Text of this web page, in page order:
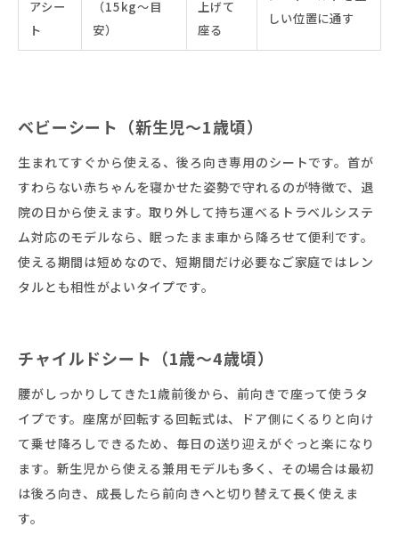
アシー
ト
（15kg〜目
安）
上げて
座る
しい位置に通す
ベビーシート（新生児〜1歳頃）
生まれてすぐから使える、後ろ向き専用のシートです。首が
すわらない赤ちゃんを寝かせた姿勢で守れるのが特徴で、退
院の日から使えます。取り外して持ち運べるトラベルシステ
ム対応のモデルなら、眠ったまま車から降ろせて便利です。
使える期間は短めなので、短期間だけ必要なご家庭ではレン
タルとも相性がよいタイプです。
チャイルドシート（1歳〜4歳頃）
腰がしっかりしてきた1歳前後から、前向きで座って使うタ
イプです。座席が回転する回転式は、ドア側にくるりと向け
て乗せ降ろしできるため、毎日の送り迎えがぐっと楽になり
ます。新生児から使える兼用モデルも多く、その場合は最初
は後ろ向き、成長したら前向きへと切り替えて長く使えま
す。